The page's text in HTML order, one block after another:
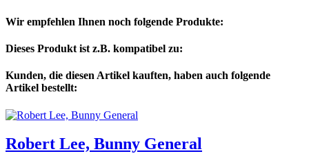
Wir empfehlen Ihnen noch folgende Produkte:
Dieses Produkt ist z.B. kompatibel zu:
Kunden, die diesen Artikel kauften, haben auch folgende
Artikel bestellt:
Robert Lee, Bunny General